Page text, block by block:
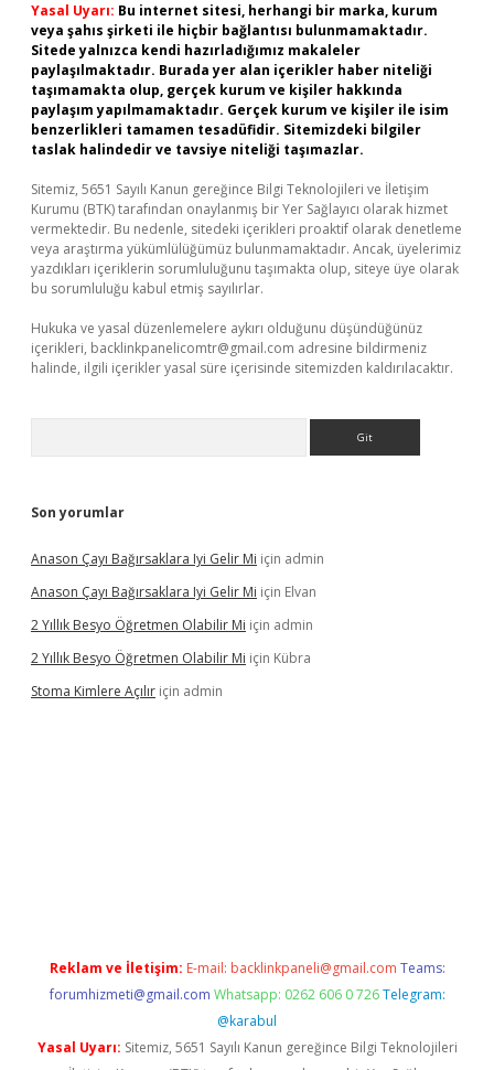
Yasal Uyarı: Bu internet sitesi, herhangi bir marka, kurum
veya şahıs şirketi ile hiçbir bağlantısı bulunmamaktadır.
Sitede yalnızca kendi hazırladığımız makaleler
paylaşılmaktadır. Burada yer alan içerikler haber niteliği
taşımamakta olup, gerçek kurum ve kişiler hakkında
paylaşım yapılmamaktadır. Gerçek kurum ve kişiler ile isim
benzerlikleri tamamen tesadüfidir. Sitemizdeki bilgiler
taslak halindedir ve tavsiye niteliği taşımazlar.
Sitemiz, 5651 Sayılı Kanun gereğince Bilgi Teknolojileri ve İletişim
Kurumu (BTK) tarafından onaylanmış bir Yer Sağlayıcı olarak hizmet
vermektedir. Bu nedenle, sitedeki içerikleri proaktif olarak denetleme
veya araştırma yükümlülüğümüz bulunmamaktadır. Ancak, üyelerimiz
yazdıkları içeriklerin sorumluluğunu taşımakta olup, siteye üye olarak
bu sorumluluğu kabul etmiş sayılırlar.
Hukuka ve yasal düzenlemelere aykırı olduğunu düşündüğünüz
içerikleri, backlinkpanelicomtr@gmail.com adresine bildirmeniz
halinde, ilgili içerikler yasal süre içerisinde sitemizden kaldırılacaktır.
Son yorumlar
Anason Çayı Bağırsaklara Iyi Gelir Mi için admin
Anason Çayı Bağırsaklara Iyi Gelir Mi için Elvan
2 Yıllık Besyo Öğretmen Olabilir Mi için admin
2 Yıllık Besyo Öğretmen Olabilir Mi için Kübra
Stoma Kimlere Açılır için admin
Reklam ve İletişim: E-mail: backlinkpaneli@gmail.com Teams:
forumhizmeti@gmail.com Whatsapp: 0262 606 0 726 Telegram:
@karabul
Yasal Uyarı: Sitemiz, 5651 Sayılı Kanun gereğince Bilgi Teknolojileri